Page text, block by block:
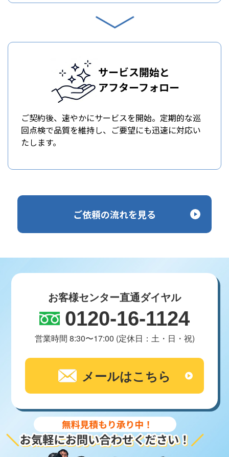
サービス開始と
アフターフォロー
ご契約後、速やかにサービスを開始。定期的な巡
回点検で品質を維持し、ご要望にも迅速に対応い
たします。
ご依頼の流れを見る
お客様センター直通ダイヤル
0120-16-1124
営業時間 8:30〜17:00 (定休日：土・日・祝)
メールはこちら